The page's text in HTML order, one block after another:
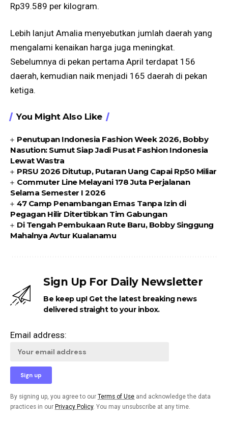
Rp39.589 per kilogram.
Lebih lanjut Amalia menyebutkan jumlah daerah yang
mengalami kenaikan harga juga meningkat.
Sebelumnya di pekan pertama April terdapat 156
daerah, kemudian naik menjadi 165 daerah di pekan
ketiga.
You Might Also Like
Penutupan Indonesia Fashion Week 2026, Bobby
Nasution: Sumut Siap Jadi Pusat Fashion Indonesia
Lewat Wastra
PRSU 2026 Ditutup, Putaran Uang Capai Rp50 Miliar
Commuter Line Melayani 178 Juta Perjalanan
Selama Semester I 2026
47 Camp Penambangan Emas Tanpa Izin di
Pegagan Hilir Ditertibkan Tim Gabungan
Di Tengah Pembukaan Rute Baru, Bobby Singgung
Mahalnya Avtur Kualanamu
Sign Up For Daily Newsletter
Be keep up! Get the latest breaking news
delivered straight to your inbox.
Email address:
By signing up, you agree to our Terms of Use and acknowledge the data
practices in our Privacy Policy. You may unsubscribe at any time.